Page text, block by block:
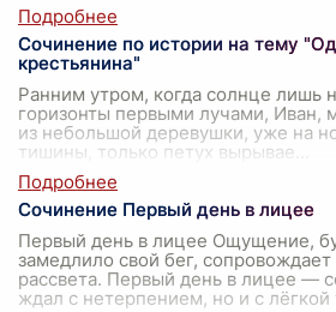
Сочинение по истории на тему
крестьянина"
Ранним утром, когда солнце лишь
горизонты первыми лучами, Иван,
из небольшой деревушки, уже на
тишины, только петух вырывае
Сочинение Первый день в лицее
Первый день в лицее Ощущение,
замедлило свой бег,
рассвета. Первый день в лицее —
ждал с нетерпением, но и с лёгкой